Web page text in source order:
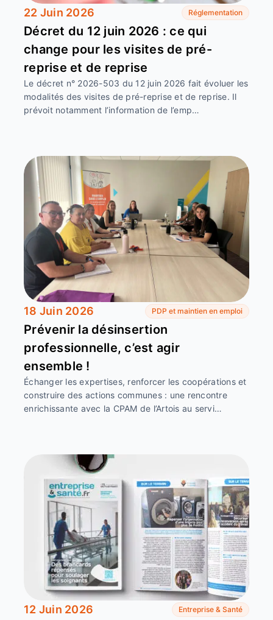
22 Juin 2026 Réglementation
Décret du 12 juin 2026 : ce qui
change pour les visites de pré-
reprise et de reprise
Le décret n° 2026-503 du 12 juin 2026 fait évoluer les
modalités des visites de pré-reprise et de reprise. Il
prévoit notamment l’information de l’emp…
18 Juin 2026 PDP et maintien en emploi
Prévenir la désinsertion
professionnelle, c’est agir
ensemble !
Échanger les expertises, renforcer les coopérations et
construire des actions communes : une rencontre
enrichissante avec la CPAM de l’Artois au servi…
12 Juin 2026 Entreprise & Santé